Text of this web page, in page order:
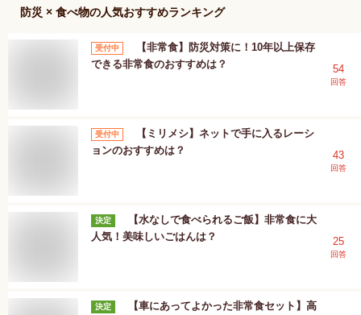
防災 × 食べ物の人気おすすめランキング
受付中
【非常食】防災対策に！10年以上保存
できる非常食のおすすめは？
54
回答
受付中
【ミリメシ】ネットで手に入るレーシ
ョンのおすすめは？
43
回答
決定
【水なしで食べられるご飯】非常食に大
人気！美味しいごはんは？
25
回答
決定
【車にあってよかった非常食セット】高